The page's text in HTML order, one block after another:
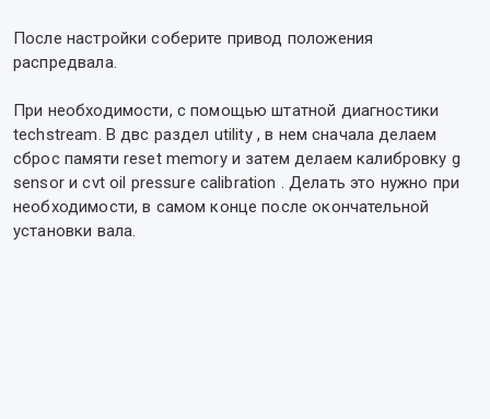
После настройки соберите привод положения
распредвала.
При необходимости, с помощью штатной диагностики
techstream. В двс раздел utility , в нем сначала делаем
сброс памяти reset memory и затем делаем калибровку g
sensor и cvt oil pressure calibration . Делать это нужно при
необходимости, в самом конце после окончательной
установки вала.